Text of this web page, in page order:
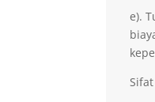
e).